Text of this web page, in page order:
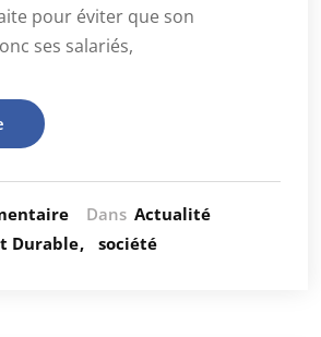
pour éviter que son
ses salariés,
Dans Actualité
Durable
société